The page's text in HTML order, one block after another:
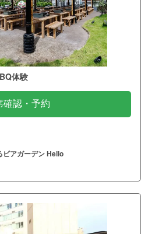
体験
確認・予約
ビアガーデン Hello